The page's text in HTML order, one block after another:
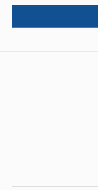
mucho